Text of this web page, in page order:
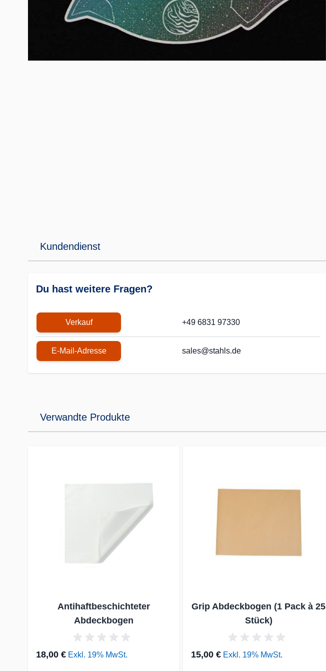
erstellen!
Kundendienst
Du hast weitere Fragen?
Verkauf +49 6831 97330
E-Mail-Adresse sales@stahls.de
Verwandte Produkte
Antihaftbeschichteter
Abdeckbogen
18,00 € Exkl. 19% MwSt.
Grip Abdeckbogen (1 Pack à 25
Stück)
15,00 € Exkl. 19% MwSt.